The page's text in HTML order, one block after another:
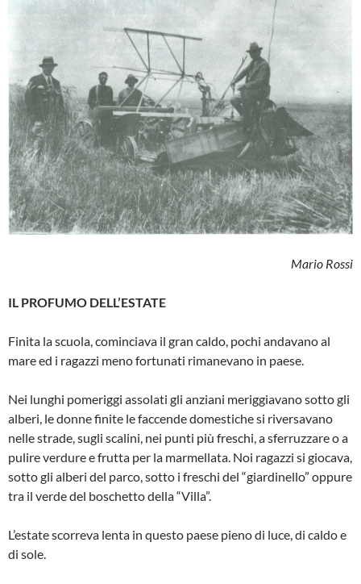
Mario Rossi
IL PROFUMO DELL’ESTATE
Finita la scuola, cominciava il gran caldo, pochi andavano al
mare ed i ragazzi meno fortunati rimanevano in paese.
Nei lunghi pomeriggi assolati gli anziani meriggiavano sotto gli
alberi, le donne finite le faccende domestiche si riversavano
nelle strade, sugli scalini, nei punti più freschi, a sferruzzare o a
pulire verdure e frutta per la marmellata. Noi ragazzi si giocava,
sotto gli alberi del parco, sotto i freschi del “giardinello” oppure
tra il verde del boschetto della “Villa”.
L’estate scorreva lenta in questo paese pieno di luce, di caldo e
di sole.